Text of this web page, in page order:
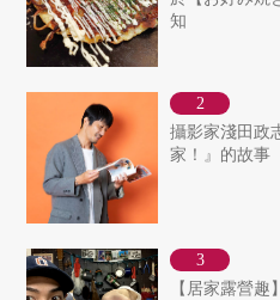
知
攝影家淺田政
家！』的故事
【居家露營